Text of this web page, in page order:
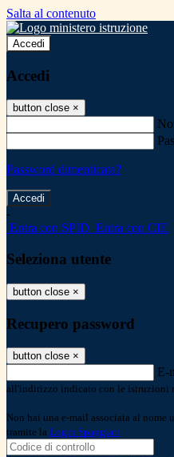
Salta al contenuto
Accedi
Accedi
button close ×
Password dimenticata?
-
Entra con SPID Entra con CIE
Seleziona utente
button close ×
Recupero password
button close ×
E-
all'indirizzo indicato con le istruzioni
Non hai una e-mail associata al nome
tramite la Login Spaggiari